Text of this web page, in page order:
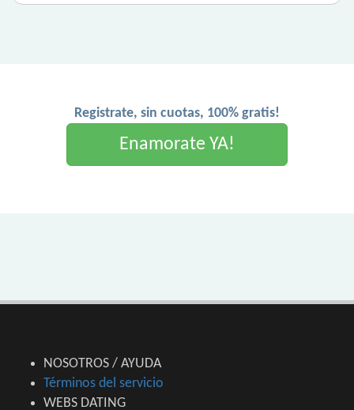
Registrate, sin cuotas, 100% gratis!
Enamorate YA!
NOSOTROS / AYUDA
Términos del servicio
WEBS DATING